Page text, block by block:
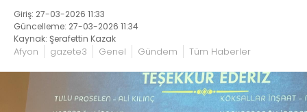
Giriş: 27-03-2026 11:33
Güncelleme: 27-03-2026 11:34
Kaynak: Şerafettin Kazak
Afyon gazete3 Genel Gündem Tüm Haberler